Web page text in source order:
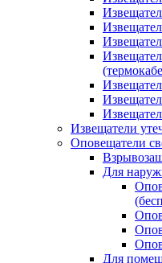
Извещатели
Оповещатели
Для
Для